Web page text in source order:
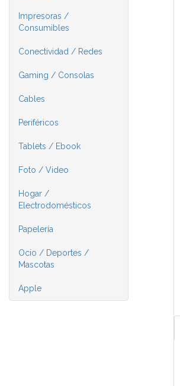
Impresoras /
Consumibles
Conectividad / Redes
Gaming / Consolas
Cables
Periféricos
Tablets / Ebook
Foto / Video
Hogar /
Electrodomésticos
Papelería
Ocio / Deportes /
Mascotas
Apple